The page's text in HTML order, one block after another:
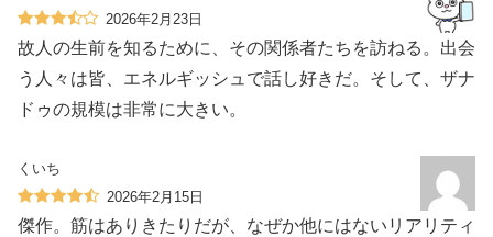
2026年2月23日
故人の生前を知るために、その関係者たちを訪ねる。出会
う人々は皆、エネルギッシュで話し好きだ。そして、ザナ
ドゥの規模は非常に大きい。
くいち
2026年2月15日
傑作。筋はありきたりだが、なぜか他にはないリアリティ